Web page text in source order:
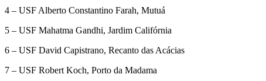
4 – USF Alberto Constantino Farah, Mutuá
5 – USF Mahatma Gandhi, Jardim Califórnia
6 – USF David Capistrano, Recanto das Acácias
7 – USF Robert Koch, Porto da Madama